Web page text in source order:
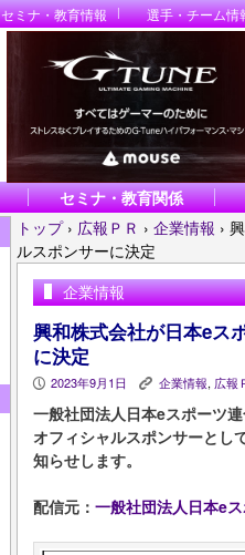
セミナ・教育情報 選手・チーム情
セミナ・教育関係
トップ › 広報ＰＲ › 企業情報 ›
ルスポンサーに決定
企業情報
興和株式会社が日本eス
に決定
P 2023年9月1日 K 企業情報, 広報
一般社団法人日本eスポーツ
オフィシャルスポンサーとし
知らせします。
配信元： 一般社団法人日本e